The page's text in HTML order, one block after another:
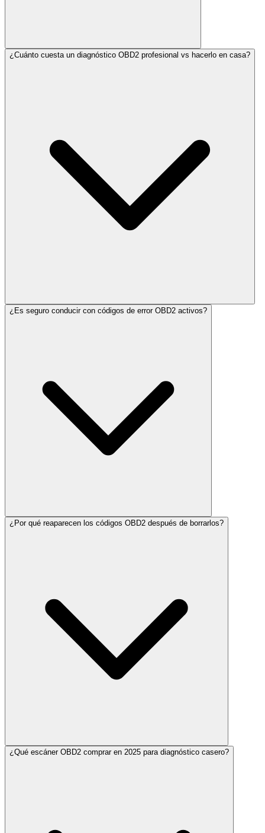
¿Cuánto cuesta un diagnóstico OBD2 profesional vs hacerlo en casa?
¿Es seguro conducir con códigos de error OBD2 activos?
¿Por qué reaparecen los códigos OBD2 después de borrarlos?
¿Qué escáner OBD2 comprar en 2025 para diagnóstico casero?